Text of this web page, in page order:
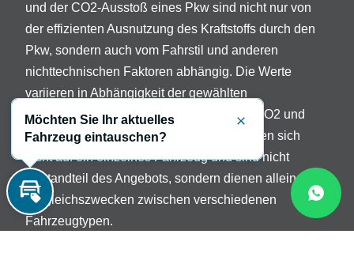
und der CO2-Ausstoß eines Pkw sind nicht nur von
der effizienten Ausnutzung des Kraftstoffs durch den
Pkw, sondern auch vom Fahrstil und anderen
nichttechnischen Faktoren abhängig. Die Werte
variieren in Abhängigkeit der gewählten
Sonderausstattungen. Beschreibung der CO2 und
Verbrauchsangaben: Die Angaben beziehen sich
nicht auf ein einzelnes Fahrzeug und sind nicht
Bestandteil des Angebots, sondern dienen allein
Vergleichszwecken zwischen verschiedenen
Fahrzeugtypen.
Inzahlungnahme
Möchten Sie Ihr aktuelles
Fahrzeug eintauschen?
Schließen